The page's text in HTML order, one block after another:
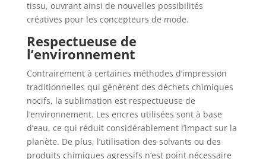
tissu, ouvrant ainsi de nouvelles possibilités
créatives pour les concepteurs de mode.
Respectueuse de
l’environnement
Contrairement à certaines méthodes d’impression
traditionnelles qui génèrent des déchets chimiques
nocifs, la sublimation est respectueuse de
l’environnement. Les encres utilisées sont à base
d’eau, ce qui réduit considérablement l’impact sur la
planète. De plus, l’utilisation des solvants ou des
produits chimiques agressifs n’est point nécessaire